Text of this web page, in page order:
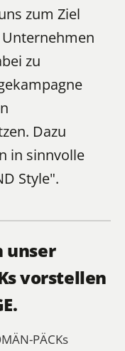
zum Ziel
zu
Dazu
in sinnvolle
Style".
unser
vorstellen
PÄCKs